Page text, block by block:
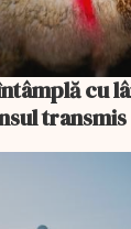
transmis